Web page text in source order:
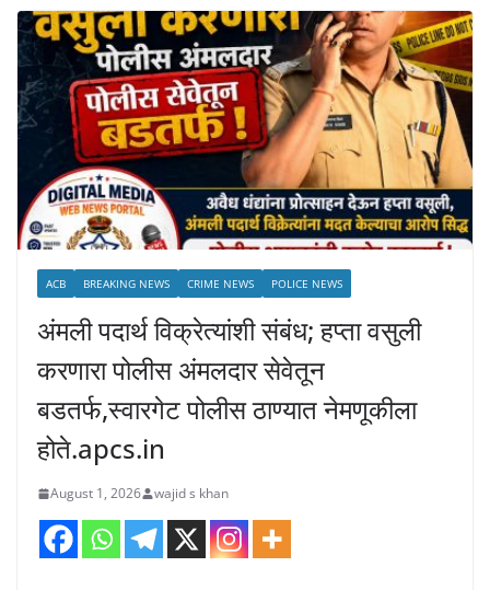
ACB BREAKING NEWS CRIME NEWS POLICE NEWS
अंमली पदार्थ विक्रेत्यांशी संबंध; हप्ता वसुली
करणारा पोलीस अंमलदार सेवेतून
बडतर्फ,स्वारगेट पोलीस ठाण्यात नेमणूकीला
होते.apcs.in
August 1, 2026 wajid s khan